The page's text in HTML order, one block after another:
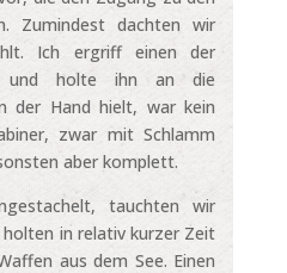
Zumindest dachten wir
Ich ergriff einen der
und holte ihn an die
der Hand hielt, war kein
zwar mit Schlamm
aber komplett.
tauchten wir
in relativ kurzer Zeit
aus dem See. Einen